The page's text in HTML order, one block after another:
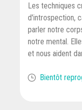
Les techniques
d'introspection,
parler notre
notre mental.
et nous aident
Bientôt